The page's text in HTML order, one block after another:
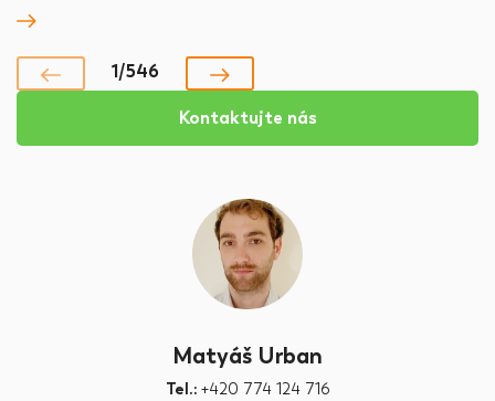
1/546
Kontaktujte nás
Matyáš Urban
Tel.: +420 774 124 716